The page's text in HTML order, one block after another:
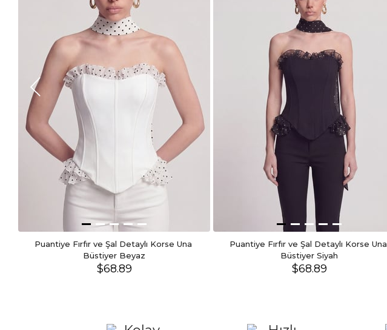
Puantiye Fırfır ve Şal Detaylı Korse Una
Büstiyer Beyaz
$68.89
Puantiye Fırfır ve Şal Detaylı Korse Una
Büstiyer Siyah
$68.89